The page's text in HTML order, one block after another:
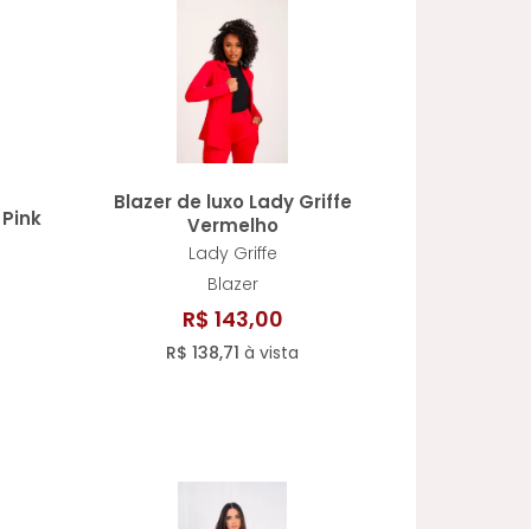
Blazer de luxo Lady Griffe
Vermelho
Lady Griffe
Blazer
R$ 143,00
R$ 138,71 à vista